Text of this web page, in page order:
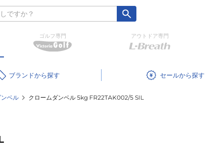
ゴルフ専門 アウトドア専門
ブランド セール
ンベル クロームダンベル 5kg FR22TAK002/5 SIL